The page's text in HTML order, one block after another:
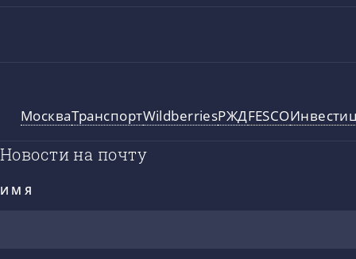
МоскваТранспортWildberriesРЖДFESCO
Новости на почту
ИМЯ